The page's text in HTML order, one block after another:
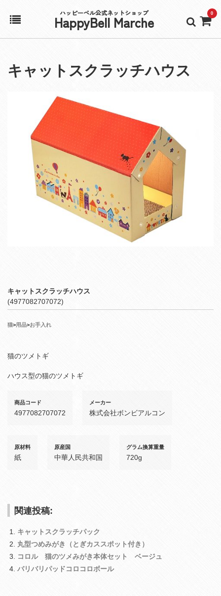
ハッピーベル公式ネットショップ
HappyBell Marche 0
アカウント
キャットスクラッチハウス
キャットスクラッチハウス
(4977082707072)
猫>用品>お手入れ
猫のツメトギ
ハウス型の猫のツメトギ
商品コード
4977082707072
メーカー
株式会社ボンビアルコン
原材料
紙
原産国
中華人民共和国
グラム換算重量
720g
関連投稿:
キャットスクラッチパック
丸型つめみがき（とぎカススポット付き）
コロル 猫のツメみがき本体セット ベージュ
バリバリパッドコロコロボール